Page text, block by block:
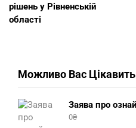
рішень у Рівненській
області
Можливо Вас Цікавить
0₴